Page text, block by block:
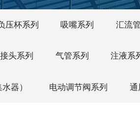
压杯系列 吸嘴系列 汇流
头系列 气管系列 注液系
器） 电动调节阀系列 通